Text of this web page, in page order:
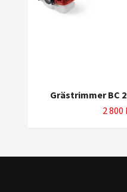
Grästrimmer BC
2 800